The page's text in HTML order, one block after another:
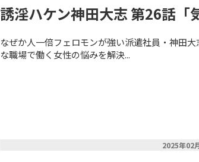
誘淫ハケン神田大志 第26話「
なぜか人一倍フェロモンが強い派遣社員・神田
な職場で働く女性の悩みを解決...
2025年02